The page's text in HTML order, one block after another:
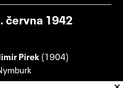
června 1942
Pírek (1904)